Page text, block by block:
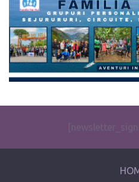
The form you have selected